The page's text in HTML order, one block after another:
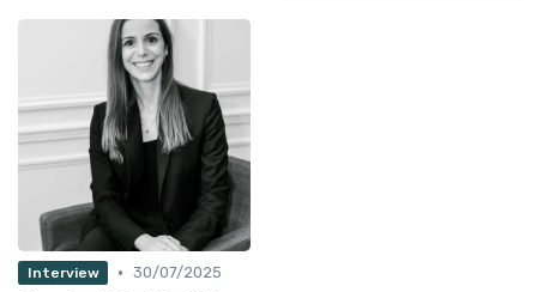
Interview • 30/07/2025